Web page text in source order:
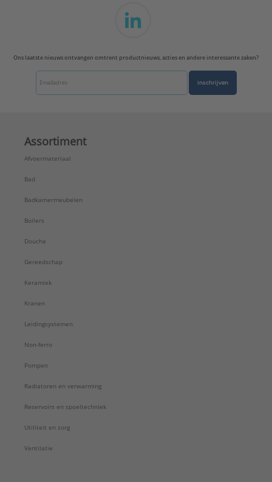
Ons laatste nieuws ontvangen omtrent productnieuws, acties en andere interessante zaken?
Inschrijven
Assortiment
Afvoermateriaal
Bad
Badkamermeubelen
Boilers
Douche
Gereedschap
Keramiek
Kranen
Leidingsystemen
Non-ferro
Pompen
Radiatoren en verwarming
Reservoirs en spoeltechniek
Utiliteit en zorg
Ventilatie